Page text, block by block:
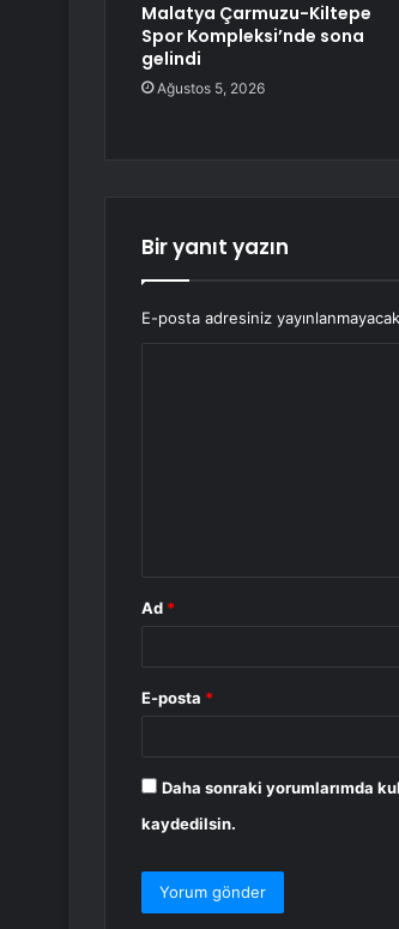
Malatya Çarmuzu-Kiltepe
Spor Kompleksi’nde sona
gelindi
Ağustos 5, 2026
Bir yanıt yazın
E-posta adresiniz
Ad *
E-posta *
Daha sonraki yorumlarımda
kaydedilsin.